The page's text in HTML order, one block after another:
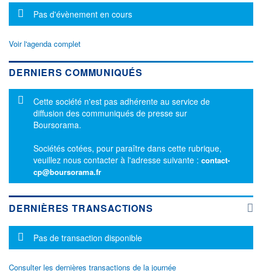
Message d'information
Pas d'évènement en cours
Voir l'agenda complet
DERNIERS COMMUNIQUÉS
Message d'information
Cette société n'est pas adhérente au service de
diffusion des communiqués de presse sur
Boursorama.
Sociétés cotées, pour paraître dans cette rubrique,
veuillez nous contacter à l'adresse suivante : contact-
cp@boursorama.fr
DERNIÈRES TRANSACTIONS
Message d'information
Pas de transaction disponible
Consulter les dernières transactions de la journée